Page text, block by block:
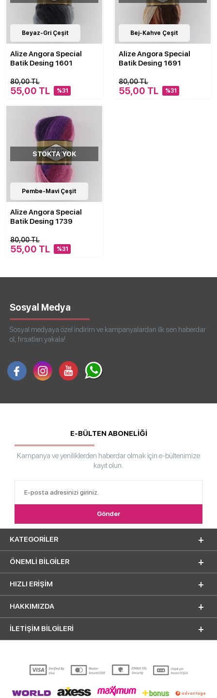
10Çeşit
Beyaz-Gri Çeşit
Alize Angora Special
Batik Desing 1601
80,00 TL
55,00 TL %31
10Çeşit
Bej-Kahve Çeşit
Alize Angora Special
Batik Desing 1691
80,00 TL
55,00 TL %31
10Çeşit
STOKTA YOK
Pembe-Mavi Çeşit
Alize Angora Special
Batik Desing 1739
80,00 TL
55,00 TL %31
Sosyal Medya
Sosyal medyaya özel indirim ve kampanyalardan ilk sen haberdar
ol, fırsatları yakala!
E-BÜLTEN ABONELİĞİ
Kampanya ve yeniliklerden haberdar olmak için e-bültenimize
kayıt olun.
KATEGORILER
ÖNEMLI BILGILER
HIZLI ERIŞIM
HAKKIMIZDA
İLETİŞİM BİLGİLERİ